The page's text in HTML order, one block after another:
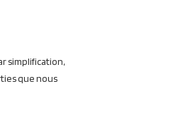
simplification,
que nous